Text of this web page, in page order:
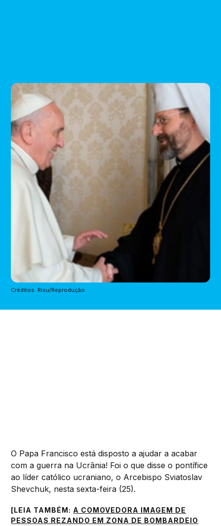
Créditos: Risu/Reprodução
O Papa Francisco está disposto a ajudar a acabar
com a guerra na Ucrânia! Foi o que disse o pontífice
ao líder católico ucraniano, o Arcebispo Sviatoslav
Shevchuk, nesta sexta-feira (25).
[LEIA TAMBÉM: A COMOVEDORA IMAGEM DE
PESSOAS REZANDO EM ZONA DE BOMBARDEIO